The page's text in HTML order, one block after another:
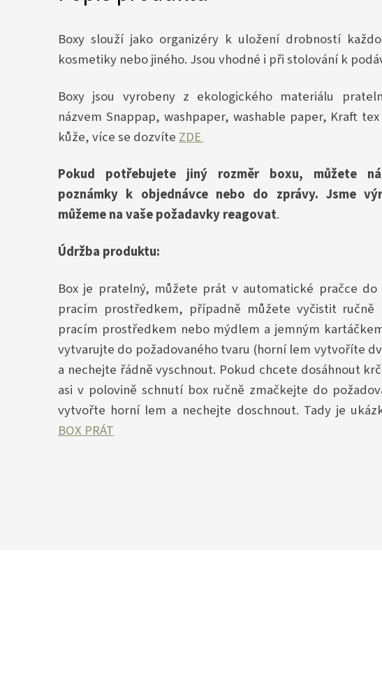
Boxy slouží jako organizéry k uložení drobností
kosmetiky nebo jiného. Jsou vhodné i při stolování k
Boxy jsou vyrobeny z ekologického materiálu
názvem Snappap, washpaper, washable paper, Kraft
kůže, více se dozvíteZDE
Pokud potřebujete jiný rozměr boxu, můžete
poznámky k objednávce nebo do zprávy. Jsme
můžeme na vaše požadavky reagovat.
Údržba produktu:
Box je pratelný, můžete prát v automatické pračce do
pracím prostředkem, případně můžete vyčistit ručně
pracím prostředkem nebo mýdlem a jemným
vytvarujte do požadovaného tvaru (horní lem vytvoříte
a nechejte řádně vyschnout. Pokud chcete dosáhnout
asi v polovině schnutí box ručně zmačkejte do
vytvořte horní lem a nechejte doschnout. Tady je
BOX PRÁT